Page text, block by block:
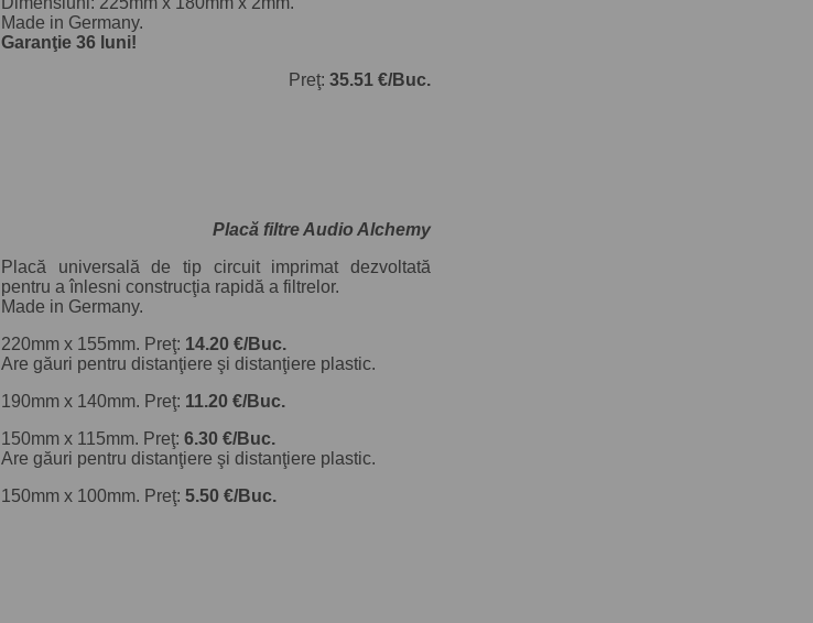
Made in Germany.
Garanţie 36 luni!
Preţ: 35.51 €/Buc.
Placă filtre Audio Alchemy
Placă universală de tip circuit imprimat dezvoltată
pentru a înlesni construcţia rapidă a filtrelor.
Made in Germany.
220mm x 155mm. Preţ: 14.20 €/Buc.
Are găuri pentru distanţiere şi distanţiere plastic.
190mm x 140mm. Preţ: 11.20 €/Buc.
150mm x 115mm. Preţ: 6.30 €/Buc.
Are găuri pentru distanţiere şi distanţiere plastic.
150mm x 100mm. Preţ: 5.50 €/Buc.